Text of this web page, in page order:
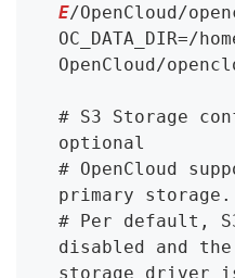
E/OpenCloud/
OC_DATA_DIR=/
OpenCloud/
# S3 Storage
optional
# OpenCloud
primary storage.
# Per default,
disabled and the
storage driver